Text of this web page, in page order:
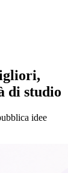
di studio
idee